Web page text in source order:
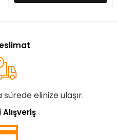
sürede elinize ulaşır.